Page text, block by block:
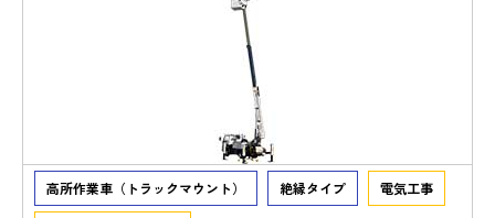
高所作業車（トラックマウント） 絶縁タイプ 電気工事